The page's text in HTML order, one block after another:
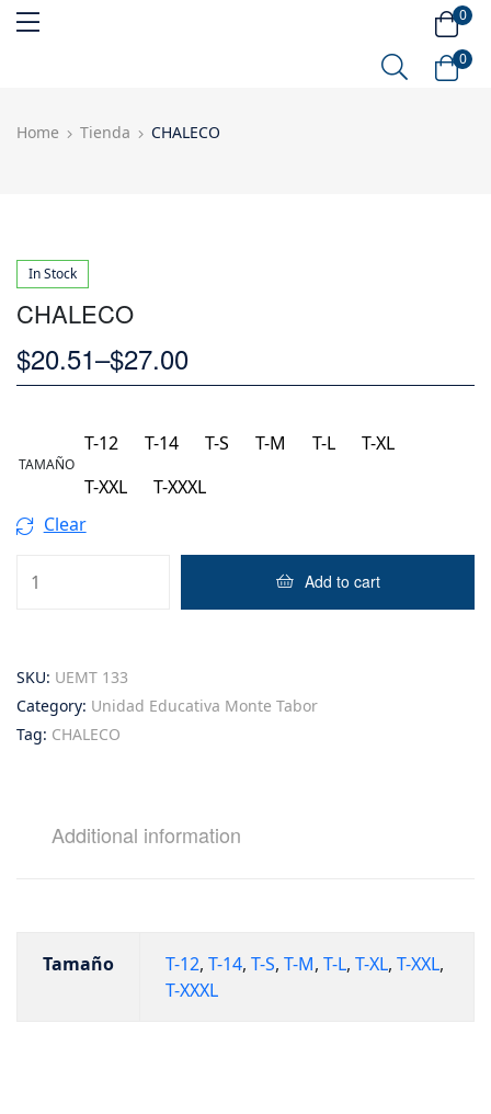
0
0
Home Tienda CHALECO
In Stock
CHALECO
$20.51–$27.00
TAMAÑO
T-12 T-14 T-S T-M T-L
T-XL
T-XXL
T-XXXL
Clear
Add to cart
SKU: UEMT 133
Category: Unidad Educativa Monte Tabor
Tag: CHALECO
Additional information
Tamaño T-12, T-14, T-S, T-M, T-L, T-XL, T-XXL,
T-XXXL